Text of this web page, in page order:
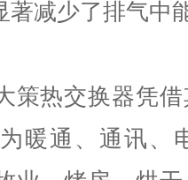
著减少了排气中
策热交换器凭
暖通、通讯、